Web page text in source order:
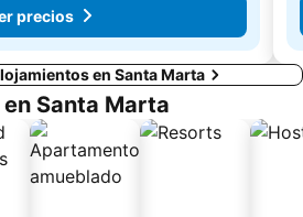
precios
en Santa Marta
Santa Marta